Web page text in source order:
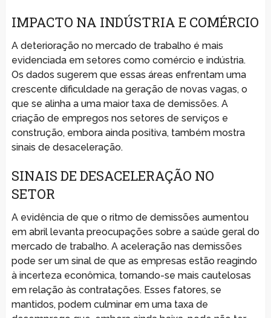
IMPACTO NA INDÚSTRIA E COMÉRCIO
A deterioração no mercado de trabalho é mais
evidenciada em setores como comércio e indústria.
Os dados sugerem que essas áreas enfrentam uma
crescente dificuldade na geração de novas vagas, o
que se alinha a uma maior taxa de demissões. A
criação de empregos nos setores de serviços e
construção, embora ainda positiva, também mostra
sinais de desaceleração.
SINAIS DE DESACELERAÇÃO NO
SETOR
A evidência de que o ritmo de demissões aumentou
em abril levanta preocupações sobre a saúde geral do
mercado de trabalho. A aceleração nas demissões
pode ser um sinal de que as empresas estão reagindo
à incerteza econômica, tornando-se mais cautelosas
em relação às contratações. Esses fatores, se
mantidos, podem culminar em uma taxa de